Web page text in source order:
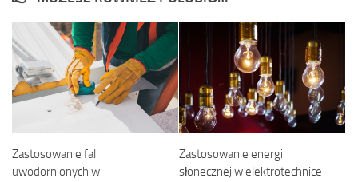
Zastosowanie fal
uwodornionych w
Zastosowanie energii
słonecznej w elektrotechnice